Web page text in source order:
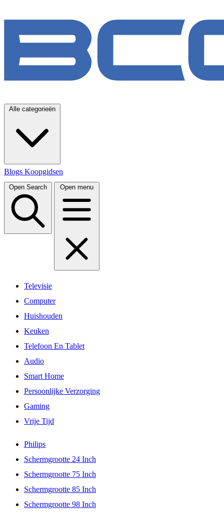
Alle categorieën
Blogs Koopgidsen
Open Search Open menu
Televisie
Computer
Huishouden
Keuken
Telefoon En Tablet
Audio
Smart Home
Persoonlijke Verzorging
Gaming
Vrije Tijd
Philips
Schermgrootte 24 Inch
Schermgrootte 75 Inch
Schermgrootte 85 Inch
Schermgrootte 98 Inch